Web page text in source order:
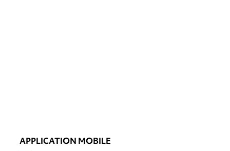
APPLICATION MOBILE